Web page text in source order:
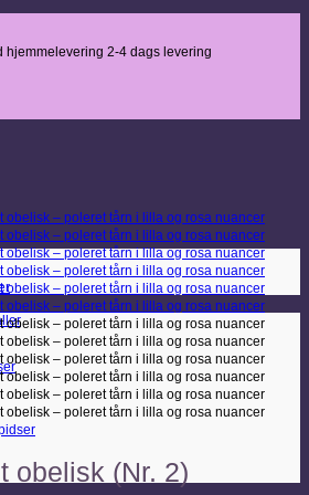
hjemmelevering 2-4 dags levering
obelisk (Nr. 2)